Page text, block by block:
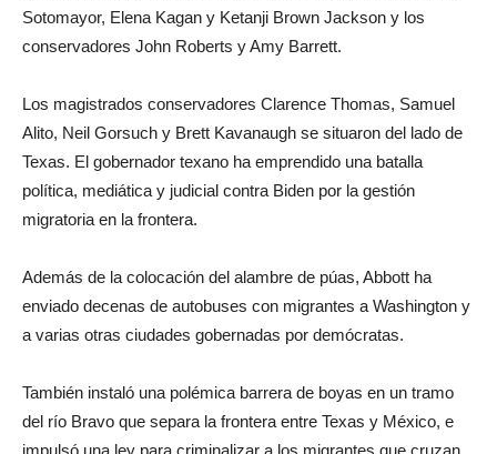
Sotomayor, Elena Kagan y Ketanji Brown Jackson y los
conservadores John Roberts y Amy Barrett.
Los magistrados conservadores Clarence Thomas, Samuel
Alito, Neil Gorsuch y Brett Kavanaugh se situaron del lado de
Texas. El gobernador texano ha emprendido una batalla
política, mediática y judicial contra Biden por la gestión
migratoria en la frontera.
Además de la colocación del alambre de púas, Abbott ha
enviado decenas de autobuses con migrantes a Washington y
a varias otras ciudades gobernadas por demócratas.
También instaló una polémica barrera de boyas en un tramo
del río Bravo que separa la frontera entre Texas y México, e
impulsó una ley para criminalizar a los migrantes que cruzan